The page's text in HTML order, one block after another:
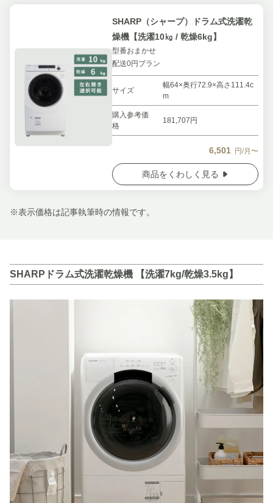
SHARP（シャープ）ドラム式洗濯乾
燥機【洗濯10㎏ / 乾燥6kg】
型番おまかせ
配送0円プラン
サイズ
幅64×奥行72.9×高さ111.4c
m
購入参考価
格
181,707円
6,501 円/月〜
商品をくわしく見る
※表示価格は記事執筆時の情報です。
SHARPドラム式洗濯乾燥機 【洗濯7kg/乾燥3.5kg】